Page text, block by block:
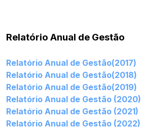
Relatório Anual de Gestão
Relatório Anual de Gestão(2017)
Relatório Anual de Gestão(2018)
Relatório Anual de Gestão(2019)
Relatório Anual de Gestão (2020)
Relatório Anual de Gestão (2021)
Relatório Anual de Gestão (2022)